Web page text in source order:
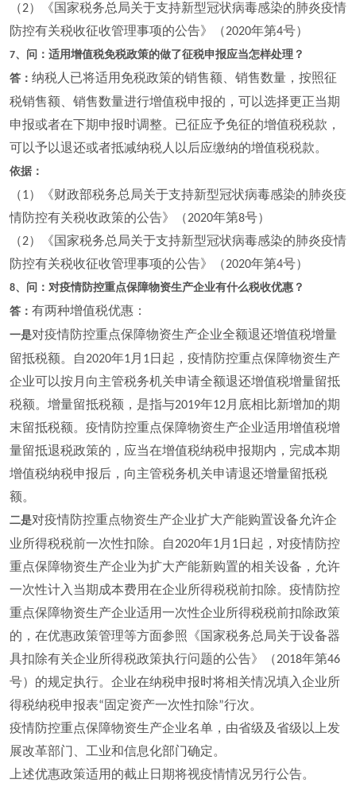
（2）《国家税务总局关于支持新型冠状病毒感染的肺炎疫情
防控有关税收征收管理事项的公告》（2020年第4号）
7、问：适用增值税免税政策的做了征税申报应当怎样处理？
答： 纳税人已将适用免税政策的销售额、销售数量，按照征
税销售额、销售数量进行增值税申报的，可以选择更正当期
申报或者在下期申报时调整。已征应予免征的增值税税款，
可以予以退还或者抵减纳税人以后应缴纳的增值税税款。
依据：
（1）《财政部税务总局关于支持新型冠状病毒感染的肺炎疫
情防控有关税收政策的公告》（2020年第8号）
（2）《国家税务总局关于支持新型冠状病毒感染的肺炎疫情
防控有关税收征收管理事项的公告》（2020年第4号）
8、问：对疫情防控重点保障物资生产企业有什么税收优惠？
答： 有两种增值税优惠：
一是对疫情防控重点保障物资生产企业全额退还增值税增量
留抵税额。自2020年1月 1日起，疫情防控重点保障物资生产
企业可以按月向主管税务机关申请全额退还增值税增量留抵
税额。增量留抵税额，是指与2019年12月底相比新增加的期
末留抵税额。疫情防控重点保障物资生产企业适用增值税增
量留抵退税政策的，应当在增值税纳税申报期内，完成本期
增值税纳税申报后，向主管税务机关申请退还增量留抵税
额。
二是对疫情防控重点物资生产企业扩大产能购置设备允许企
业所得税税前一次性扣除。自2020年1月 1日起，对疫情防控
重点保障物资生产企业为扩大产能新购置的相关设备，允许
一次性计入当期成本费用在企业所得税税前扣除。疫情防控
重点保障物资生产企业适用一次性企业所得税税前扣除政策
的，在优惠政策管理等方面参照《国家税务总局关于设备器
具扣除有关企业所得税政策执行问题的公告》（2018年第46
号）的规定执行。企业在纳税申报时将相关情况填入企业所
得税纳税申报表“固定资产一次性扣除”行次。
疫情防控重点保障物资生产企业名单，由省级及省级以上发
展改革部门、工业和信息化部门确定。
上述优惠政策适用的截止日期将视疫情情况另行公告。